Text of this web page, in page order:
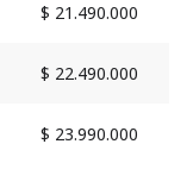
$ 21.490.000
$ 22.490.000
$ 23.990.000